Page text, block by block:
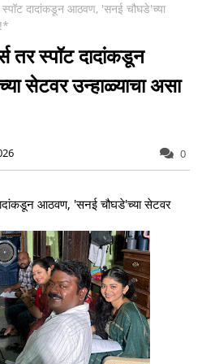
दादांकडून आठवण, 'सनई चौघडे'च्या
तर स्पॉट दादांकडून
सेटवर उन्हाळ्याचा असा
0
आठवण, 'सनई चौघडे'च्या सेटवर